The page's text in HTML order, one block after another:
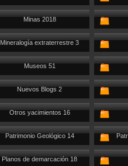
Minas 2018
Mineralogía extraterrestre 3
Museos 51
Nuevos Blogs 2
Otros yacimientos 16
Patrimonio Geológico 14
Planos de demarcación 18